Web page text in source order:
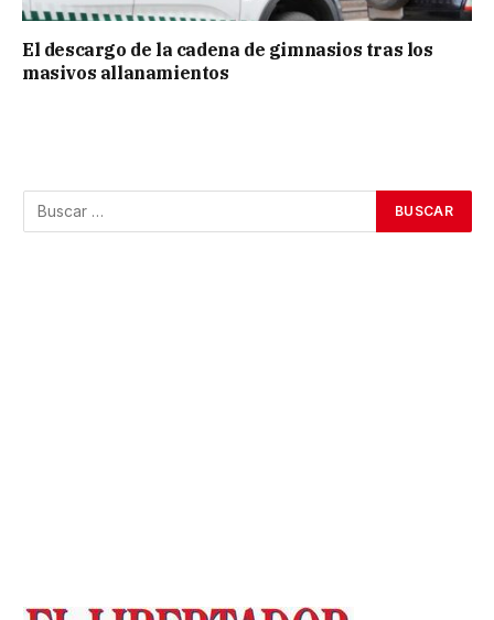
El descargo de la cadena de gimnasios tras los
masivos allanamientos